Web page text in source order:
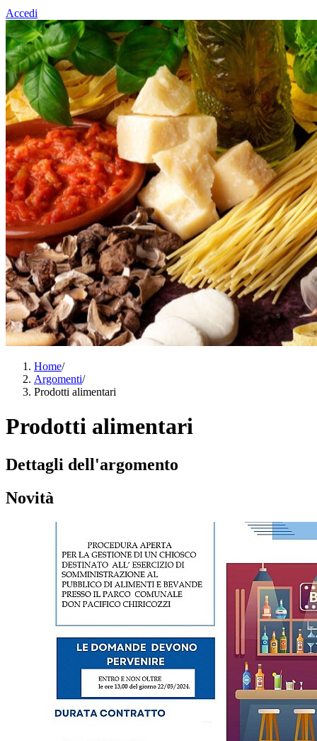
Accedi
Home/
Argomenti/
Prodotti alimentari
Prodotti alimentari
Dettagli dell'argomento
Novità